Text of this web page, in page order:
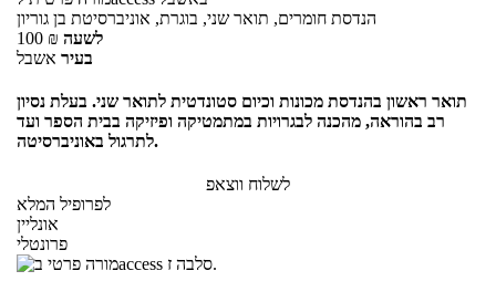
הנדסת חומרים, תואר שני, בוגרת, אוניברסיטת בן גוריון
100 ₪ לשעה
בעיר אשבל
תואר ראשון בהנדסת מכונות וכיום סטונדטית לתואר שני. בעלת נסיון
רב בהוראה, מהכנה לבגרויות במתמטיקה ופיזיקה בבית הספר ועד
לתרגול באוניברסיטה.
לשלוח ווצאפ
לפרופיל המלא
אונליין
פרונטלי